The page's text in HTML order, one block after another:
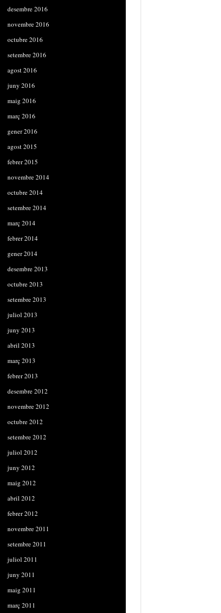
desembre 2016
novembre 2016
octubre 2016
setembre 2016
agost 2016
juny 2016
maig 2016
març 2016
gener 2016
agost 2015
febrer 2015
novembre 2014
octubre 2014
setembre 2014
març 2014
febrer 2014
gener 2014
desembre 2013
octubre 2013
setembre 2013
juliol 2013
juny 2013
abril 2013
març 2013
febrer 2013
desembre 2012
novembre 2012
octubre 2012
setembre 2012
juliol 2012
juny 2012
maig 2012
abril 2012
febrer 2012
novembre 2011
setembre 2011
juliol 2011
juny 2011
maig 2011
març 2011